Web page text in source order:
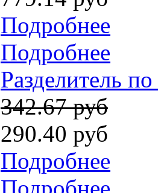
Подробнее
Подробнее
Разделитель
342.67 руб
290.40 руб
Подробнее